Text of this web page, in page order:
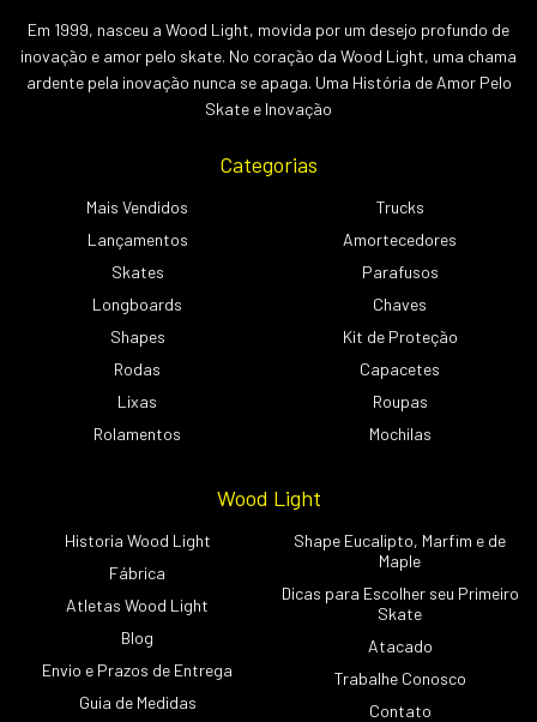
Em 1999, nasceu a Wood Light, movida por um desejo profundo de
inovação e amor pelo skate. No coração da Wood Light, uma chama
ardente pela inovação nunca se apaga. Uma História de Amor Pelo
Skate e Inovação
Categorias
Mais Vendidos
Lançamentos
Skates
Longboards
Shapes
Rodas
Lixas
Rolamentos
Trucks
Amortecedores
Parafusos
Chaves
Kit de Proteção
Capacetes
Roupas
Mochilas
Wood Light
Historia Wood Light
Fábrica
Atletas Wood Light
Blog
Envio e Prazos de Entrega
Guia de Medidas
Shape Eucalipto, Marfim e de
Maple
Dicas para Escolher seu Primeiro
Skate
Atacado
Trabalhe Conosco
Contato